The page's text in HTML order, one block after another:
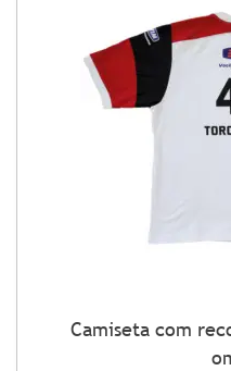
Camiseta com